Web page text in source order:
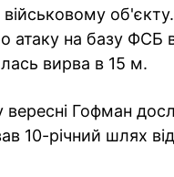
атаку на базу ФСБ
вирва в 15 м.
Гофман
10-річний шлях